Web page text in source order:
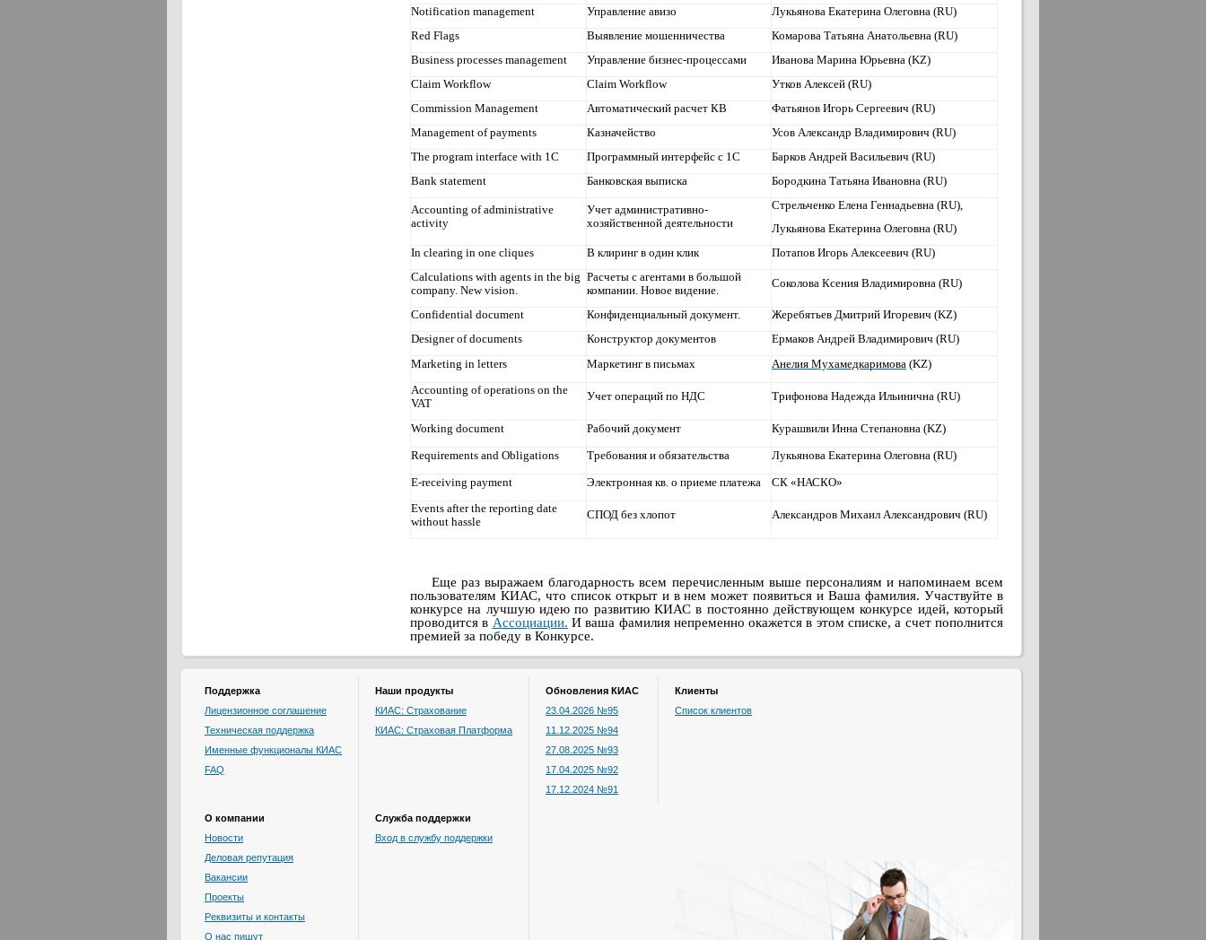
Notification management
Управление авизо
Лукьянова Екатерина Олеговна (RU)
Red Flags
Выявление мошенничества
Комарова Татьяна Анатольевна (RU)
Business processes management
Управление бизнес-процессами
Иванова Марина Юрьевна (KZ)
Claim Workflow
Claim Workflow
Утков Алексей (RU)
Commission Management
Автоматический расчет КВ
Фатьянов Игорь Сергеевич (RU)
Management of payments
Казначейство
Усов Александр Владимирович (RU)
The program interface with 1C
Программный интерфейс с 1С
Барков Андрей Васильевич (RU)
Bank statement
Банковская выписка Бородкина Татьяна Ивановна (RU)
Accounting of administrative
activity
Учет административно-
хозяйственной деятельности
Стрельченко Елена Геннадьевна (RU),
Лукьянова Екатерина Олеговна (RU)
In clearing in one cliques
В клиринг в один клик
Потапов Игорь Алексеевич (RU)
Calculations with agents in the big
company. New vision.
Расчеты с агентами в большой
компании. Новое видение.
Соколова Ксения Владимировна (RU)
Confidential document Конфиденциальный документ.
Жеребятьев Дмитрий Игоревич (KZ)
Designer of documents
Конструктор документов
Ермаков Андрей Владимирович (RU)
Marketing in letters
Маркетинг в письмах Анелия Мухамедкаримова (KZ)
Accounting of operations on the
VAT
Учет операций по НДС Трифонова Надежда Ильинична (RU)
Working document Рабочий документ
Курашвили Инна Степановна (KZ)
Requirements and Obligations
Требования и обязательства
Лукьянова Екатерина Олеговна (RU)
E-receiving payment
Электронная кв. о приеме платежа
СК «НАСКО»
Events after the reporting date
without hassle
СПОД без хлопот Александров Михаил Александрович (RU)
Еще раз выражаем благодарность всем перечисленным выше персоналиям и напоминаем всем
пользователям КИАС, что список открыт и в нем может появиться и Ваша фамилия. Участвуйте в
конкурсе на лучшую идею по развитию КИАС в постоянно действующем конкурсе идей, который
проводится в Ассоциации. И ваша фамилия непременно окажется в этом списке, а счет пополнится
премией за победу в Конкурсе.
Поддержка
Лицензионное соглашение
Техническая поддержка
Именные функционалы КИАС
FAQ
Наши продукты
КИАС: Страхование
КИАС: Страховая Платформа
Обновления КИАС
23.04.2026 №95
11.12.2025 №94
27.08.2025 №93
17.04.2025 №92
17.12.2024 №91
Клиенты
Список клиентов
О компании
Новости
Деловая репутация
Вакансии
Проекты
Реквизиты и контакты
О нас пишут
Служба поддержки
Вход в службу поддержки